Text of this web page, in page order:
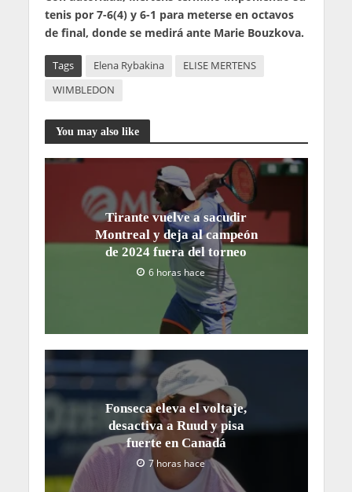
tenis por 7-6(4) y 6-1 para meterse en octavos
de final, donde se medirá ante Marie Bouzkova.
Tags Elena Rybakina
ELISE MERTENS
WIMBLEDON
You may also like
Tirante vuelve a sacudir
Montreal y deja al campeón
de 2024 fuera del torneo
6 horas hace
Fonseca eleva el voltaje,
desactiva a Ruud y pisa
fuerte en Canadá
7 horas hace